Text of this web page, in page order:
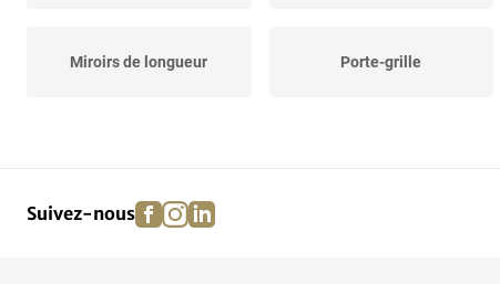
Miroirs de longueur Porte-grille
Suivez-nous facebook
instagram
linkedin